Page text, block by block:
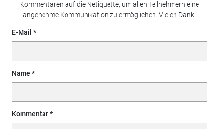
Kommentaren auf die Netiquette, um allen Teilnehmern eine
angenehme Kommunikation zu ermöglichen. Vielen Dank!
E-Mail
Name
Kommentar